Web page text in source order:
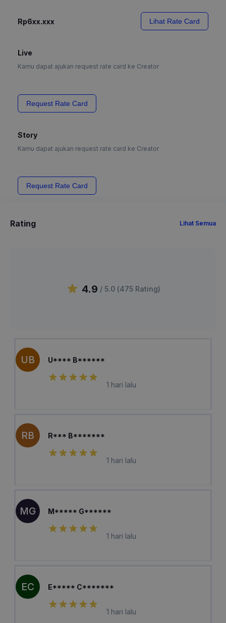
Rp6xx.xxx Lihat Rate Card
Live
Kamu dapat ajukan request rate card ke Creator
Request Rate Card
Story
Kamu dapat ajukan request rate card ke Creator
Request Rate Card
Rating Lihat Semua
4.9 / 5.0 (475 Rating)
UB U**** B******
1 hari lalu
RB R*** B*******
1 hari lalu
MG M***** G******
1 hari lalu
EC E***** C*******
1 hari lalu